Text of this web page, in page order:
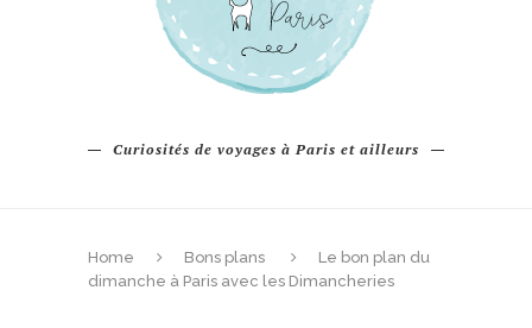
Curiosités de voyages à Paris et ailleurs
Home Bons plans
Le bon plan du
dimanche à Paris avec les Dimancheries